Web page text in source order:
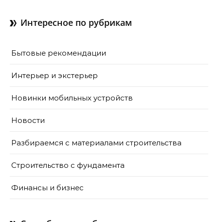
Интересное по рубрикам
Бытовые рекомендации
Интерьер и экстерьер
Новинки мобильных устройств
Новости
Разбираемся с материалами строительства
Строительство с фундамента
Финансы и бизнес